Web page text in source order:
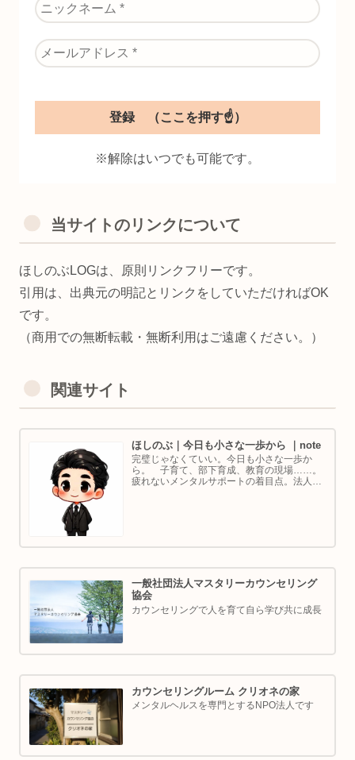
※解除はいつでも可能です。
当サイトのリンクについて
ほしのぶLOGは、原則リンクフリーです。
引用は、出典元の明記とリンクをしていただければOK
です。
（商用での無断転載・無断利用はご遠慮ください。）
関連サイト
ほしのぶ｜今日も小さな一歩から ｜note
完璧じゃなくていい。今日も小さな一歩か
ら。 子育て、部下育成、教育の現場……。
疲れないメンタルサポートの着目点。法人代
一般社団法人マスタリーカウンセリング
協会
カウンセリングで人を育て自ら学び共に成長
カウンセリングルーム クリオネの家
メンタルヘルスを専門とするNPO法人です